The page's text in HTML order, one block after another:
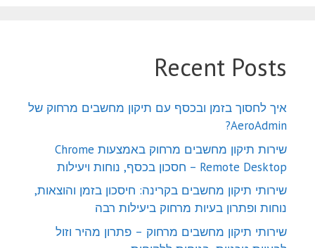
Recent Posts
איך לחסוך בזמן ובכסף עם תיקון מחשבים מרחוק של
AeroAdmin?
שירות תיקון מחשבים מרחוק באמצעות Chrome
Remote Desktop – חסכון בכסף, נוחות ויעילות
שירותי תיקון מחשבים בקרינה: חיסכון בזמן והוצאות,
נוחות ופתרון בעיות מרחוק ביעילות רבה
שירותי תיקון מחשבים מרחוק – פתרון מהיר וזול